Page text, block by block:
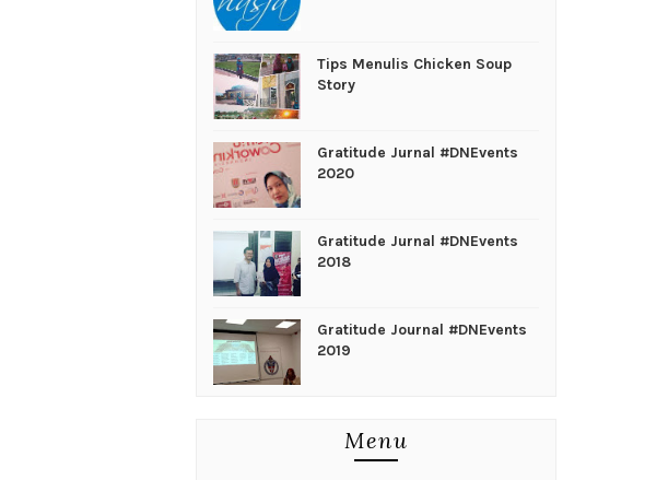
Tips Menulis Chicken Soup
Story
Gratitude Jurnal #DNEvents
2020
Gratitude Jurnal #DNEvents
2018
Gratitude Journal #DNEvents
2019
Menu